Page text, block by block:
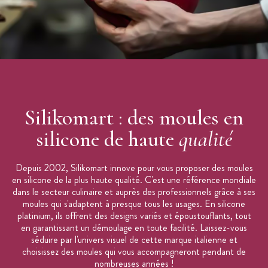
Silikomart : des moules en
silicone de hautequalité
Depuis 2002, Silikomart innove pour vous proposer des moules
en silicone de la plus haute qualité. C'est une référence mondiale
dans le secteur culinaire et auprès des professionnels grâce à ses
moules qui s'adaptent à presque tous les usages. En silicone
platinium, ils offrent des designs variés et époustouflants, tout
en garantissant un démoulage en toute facilité. Laissez-vous
séduire par l'univers visuel de cette marque italienne et
choisissez des moules qui vous accompagneront pendant de
nombreuses années !